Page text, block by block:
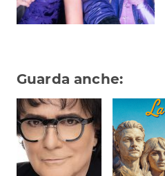
Guarda anche: